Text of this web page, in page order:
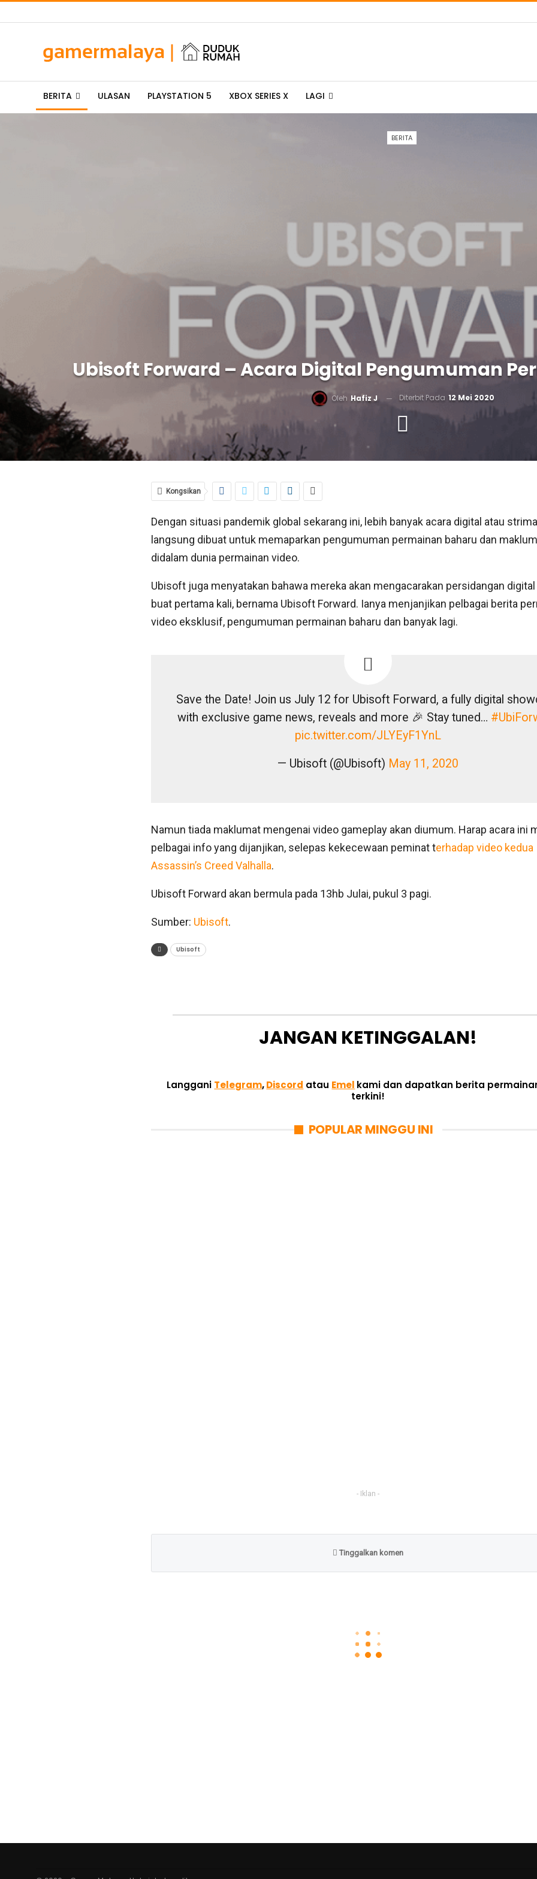
BERITA ULASAN PLAYSTATION 5 XBOX SERIES X LAGI
BERITA
Ubisoft Forward – Acara Digital Pengumuman
Oleh Hafiz J Diterbit Pada 12 Mei 2020
Kongsikan
Dengan situasi pandemik global sekarang ini, lebih banyak acara digital atau
langsung dibuat untuk memaparkan pengumuman permainan baharu dan
didalam dunia permainan video.
Ubisoft juga menyatakan bahawa mereka akan mengacarakan persidangan
buat pertama kali, bernama Ubisoft Forward. Ianya menjanjikan pelbagai berita
video eksklusif, pengumuman permainan baharu dan banyak lagi.
Save the Date! Join us July 12 for Ubisoft Forward, a fully digital
with exclusive game news, reveals and more 🎉 Stay tuned…
pic.twitter.com/JLYEyF1YnL
— Ubisoft (@Ubisoft) May 11, 2020
Namun tiada maklumat mengenai video gameplay akan diumum. Harap acara ini
pelbagai info yang dijanjikan, selepas kekecewaan peminat terhadap video kedua
Assassin’s Creed Valhalla.
Ubisoft Forward akan bermula pada 13hb Julai, pukul 3 pagi.
Sumber: Ubisoft.
Ubisoft
JANGAN KETINGGALAN!
Langgani Telegram,Discord atau Emel kami dan dapatkan berita
terkini!
POPULAR MINGGU INI
- Iklan -
Tinggalkan komen